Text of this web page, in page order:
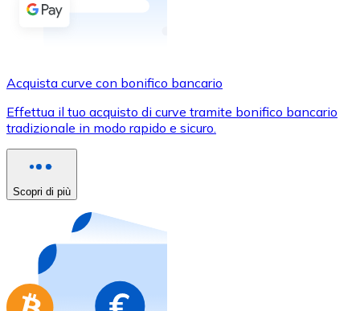
Bonifico SEPA
Usa le carte Visa e Mastercard per acquistare
Acquista con carta
Acquista gift card dei tuoi marchi preferiti con
Vai al negozio di carte regalo
Acquista curve con bonifico bancario
Effettua il tuo acquisto di curve tramite bonifico bancario
tradizionale in modo rapido e sicuro.
Scopri di più